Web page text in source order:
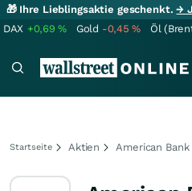
🎁 Ihre Lieblingsaktie geschenkt.→
DAX +0,69% Gold -0,45% Öl
Startseite Aktien American